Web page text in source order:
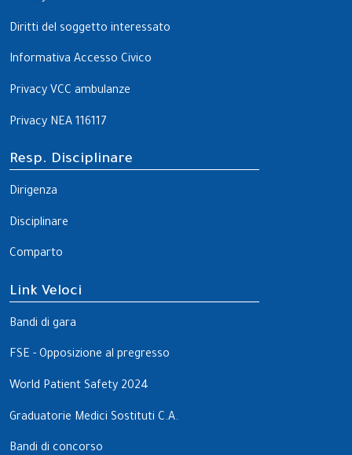
Diritti del soggetto interessato
Informativa Accesso Civico
Privacy VCC ambulanze
Privacy NEA 116117
Resp. Disciplinare
Dirigenza
Disciplinare
Comparto
Link Veloci
Bandi di gara
FSE - Opposizione al pregresso
World Patient Safety 2024
Graduatorie Medici Sostituti C.A.
Bandi di concorso